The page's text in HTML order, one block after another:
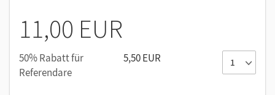
11,00 EUR
50% Rabatt für
Referendare
5,50 EUR